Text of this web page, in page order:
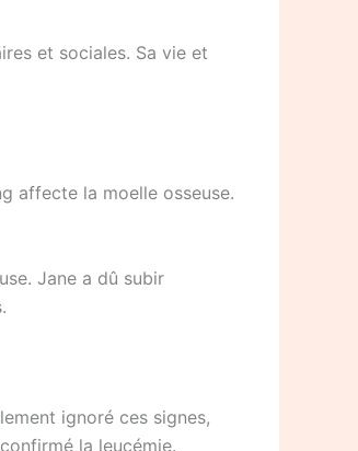
et sociales. Sa vie et
affecte la moelle osseuse.
Jane a dû subir
ignoré ces signes,
la leucémie.